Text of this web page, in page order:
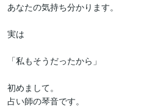
あなたの気持ち分かります。
実は
「私もそうだったから」
初めまして。
占い師の琴音です。